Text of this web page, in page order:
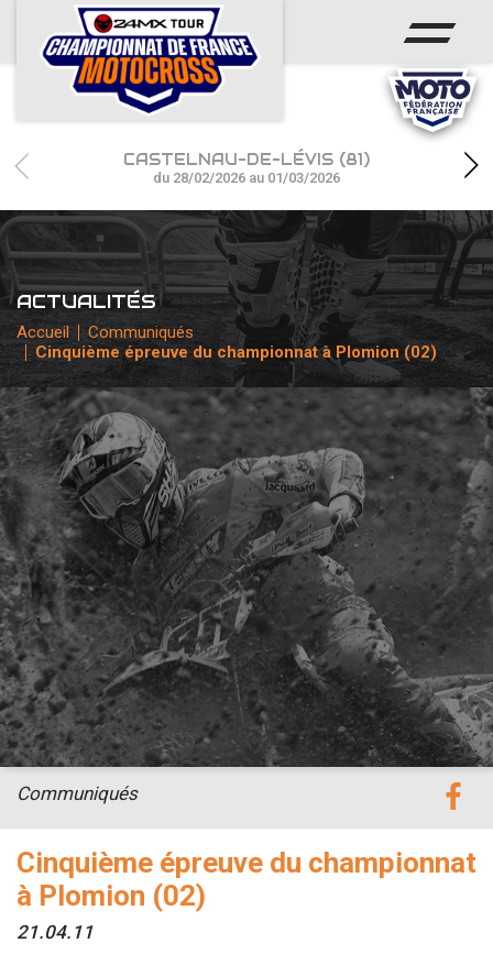
ACCUEIL
ACTUS
CALENDRIER
RÉSULTATS
PHOTOS / WEB TV
CHAMPIONNAT
PARTENAIRES
accéder à la billetterie
CASTELNAU-DE-LÉVIS (81)
du 28/02/2026 au 01/03/2026
ACTUALITÉS
Accueil
Communiqués
Cinquième épreuve du championnat à Plomion (02)
Cinquième épreuve du championnat
à Plomion (02)
21.04.11
Communiqués